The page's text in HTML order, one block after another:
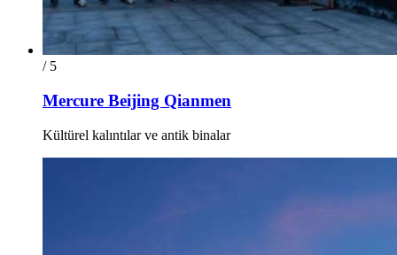
/ 5
Mercure Beijing Qianmen
Kültürel kalıntılar ve antik binalar